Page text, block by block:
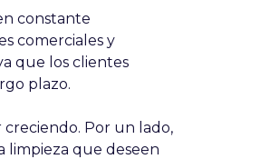
constante
comerciales y
que los clientes
plazo.
creciendo. Por un lado,
limpieza que deseen